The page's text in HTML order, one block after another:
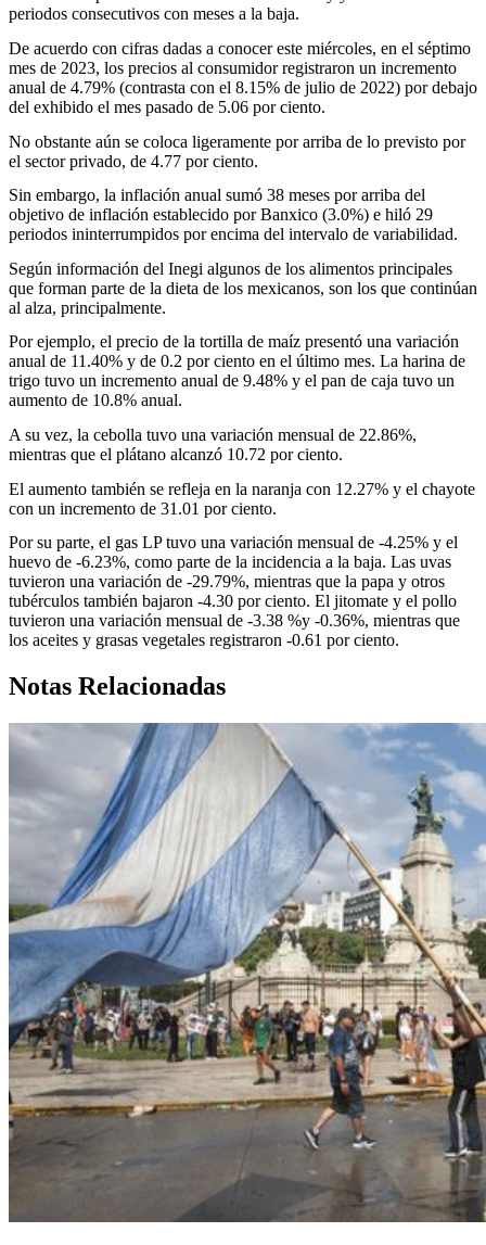
periodos consecutivos con meses a la baja.
De acuerdo con cifras dadas a conocer este miércoles, en el séptimo
mes de 2023, los precios al consumidor registraron un incremento
anual de 4.79% (contrasta con el 8.15% de julio de 2022) por debajo
del exhibido el mes pasado de 5.06 por ciento.
No obstante aún se coloca ligeramente por arriba de lo previsto por
el sector privado, de 4.77 por ciento.
Sin embargo, la inflación anual sumó 38 meses por arriba del
objetivo de inflación establecido por Banxico (3.0%) e hiló 29
periodos ininterrumpidos por encima del intervalo de variabilidad.
Según información del Inegi algunos de los alimentos principales
que forman parte de la dieta de los mexicanos, son los que continúan
al alza, principalmente.
Por ejemplo, el precio de la tortilla de maíz presentó una variación
anual de 11.40% y de 0.2 por ciento en el último mes. La harina de
trigo tuvo un incremento anual de 9.48% y el pan de caja tuvo un
aumento de 10.8% anual.
A su vez, la cebolla tuvo una variación mensual de 22.86%,
mientras que el plátano alcanzó 10.72 por ciento.
El aumento también se refleja en la naranja con 12.27% y el chayote
con un incremento de 31.01 por ciento.
Por su parte, el gas LP tuvo una variación mensual de -4.25% y el
huevo de -6.23%, como parte de la incidencia a la baja. Las uvas
tuvieron una variación de -29.79%, mientras que la papa y otros
tubérculos también bajaron -4.30 por ciento. El jitomate y el pollo
tuvieron una variación mensual de -3.38 %y -0.36%, mientras que
los aceites y grasas vegetales registraron -0.61 por ciento.
Notas Relacionadas